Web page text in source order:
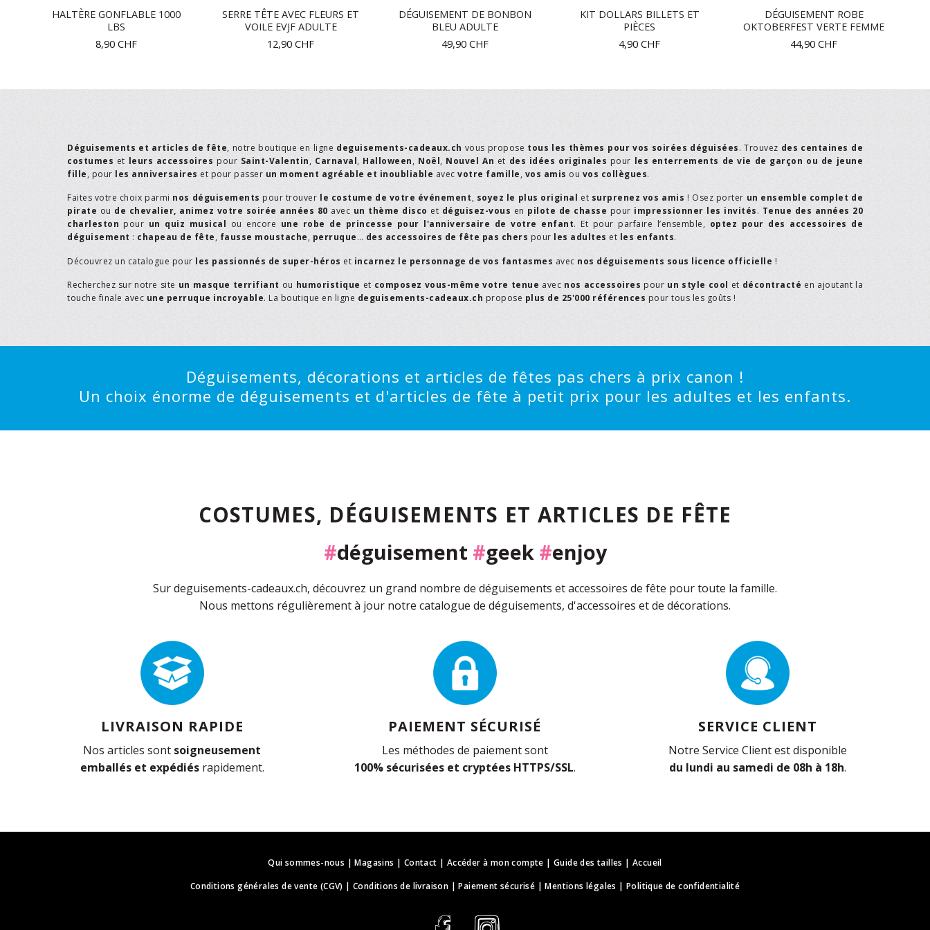
HALTÈRE GONFLABLE 1000
LBS
8,90 CHF
SERRE TÊTE AVEC FLEURS ET
VOILE EVJF ADULTE
12,90 CHF
DÉGUISEMENT DE BONBON
BLEU ADULTE
49,90 CHF
KIT DOLLARS BILLETS ET
PIÈCES
4,90 CHF
DÉGUISEMENT ROBE
OKTOBERFEST VERTE FEMME
44,90 CHF
Déguisements et articles de fête, notre boutique en ligne deguisements-cadeaux.ch vous propose tous les thèmes pour vos soirées déguisées. Trouvez des centaines de
costumes et leurs accessoires pour Saint-Valentin, Carnaval, Halloween, Noël, Nouvel An et des idées originales pour les enterrements de vie de garçon ou de jeune
fille, pour les anniversaires et pour passer un moment agréable et inoubliable avec votre famille, vos amis ou vos collègues.
Faites votre choix parmi nos déguisements pour trouver le costume de votre événement, soyez le plus original et surprenez vos amis ! Osez porter un ensemble complet de
pirate ou de chevalier, animez votre soirée années 80 avec un thème disco et déguisez-vous en pilote de chasse pour impressionner les invités. Tenue des années 20
charleston pour un quiz musical ou encore une robe de princesse pour l'anniversaire de votre enfant. Et pour parfaire l’ensemble, optez pour des accessoires de
déguisement : chapeau de fête, fausse moustache, perruque… des accessoires de fête pas chers pour les adultes et les enfants.
Découvrez un catalogue pour les passionnés de super-héros et incarnez le personnage de vos fantasmes avec nos déguisements sous licence officielle !
Recherchez sur notre site un masque terrifiant ou humoristique et composez vous-même votre tenue avec nos accessoires pour un style cool et décontracté en ajoutant la
touche finale avec une perruque incroyable. La boutique en ligne deguisements-cadeaux.ch propose plus de 25'000 références pour tous les goûts !
Déguisements, décorations et articles de fêtes pas chers à prix canon !
Un choix énorme de déguisements et d'articles de fête à petit prix pour les adultes et les enfants.
COSTUMES, DÉGUISEMENTS ET ARTICLES DE FÊTE
#déguisement #geek #enjoy
Sur deguisements-cadeaux.ch, découvrez un grand nombre de déguisements et accessoires de fête pour toute la famille.
Nous mettons régulièrement à jour notre catalogue de déguisements, d'accessoires et de décorations.
LIVRAISON RAPIDE
Nos articles sont soigneusement
emballés et expédiésrapidement.
PAIEMENT SÉCURISÉ
Les méthodes de paiement sont
100% sécurisées et cryptées HTTPS/SSL.
SERVICE CLIENT
Notre Service Client est disponible
du lundi au samedi de 08h à 18h.
Qui sommes-nous |Magasins | Contact | Accéder à mon compte |Guide des tailles |Accueil
Conditions générales de vente (CGV) | Conditions de livraison |Paiement sécurisé |Mentions légales |Politique de confidentialité